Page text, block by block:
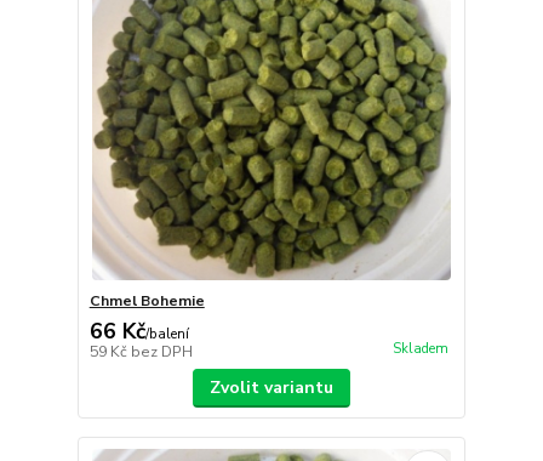
Chmel Bohemie
66 Kč/balení
59 Kč bez DPH Skladem
Zvolit variantu